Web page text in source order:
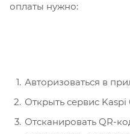
оплаты нужно:
Авторизоваться в
Открыть сервис Kaspi
Отсканировать QR-